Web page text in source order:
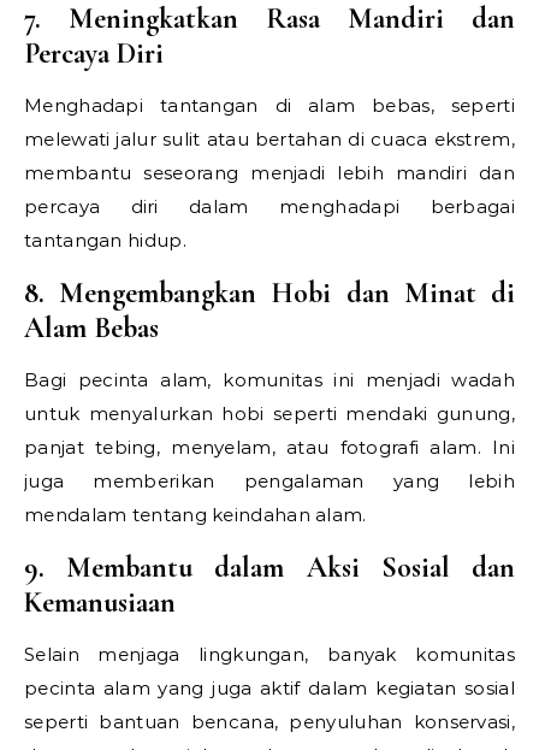
7. Meningkatkan Rasa Mandiri dan
Percaya Diri
Menghadapi tantangan di alam bebas, seperti
melewati jalur sulit atau bertahan di cuaca ekstrem,
membantu seseorang menjadi lebih mandiri dan
percaya diri dalam menghadapi berbagai
tantangan hidup.
8. Mengembangkan Hobi dan Minat di
Alam Bebas
Bagi pecinta alam, komunitas ini menjadi wadah
untuk menyalurkan hobi seperti mendaki gunung,
panjat tebing, menyelam, atau fotografi alam. Ini
juga memberikan pengalaman yang lebih
mendalam tentang keindahan alam.
9. Membantu dalam Aksi Sosial dan
Kemanusiaan
Selain menjaga lingkungan, banyak komunitas
pecinta alam yang juga aktif dalam kegiatan sosial
seperti bantuan bencana, penyuluhan konservasi,